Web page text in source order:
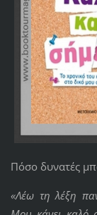
Πόσο δυνατές
«Λέω τη λέξη